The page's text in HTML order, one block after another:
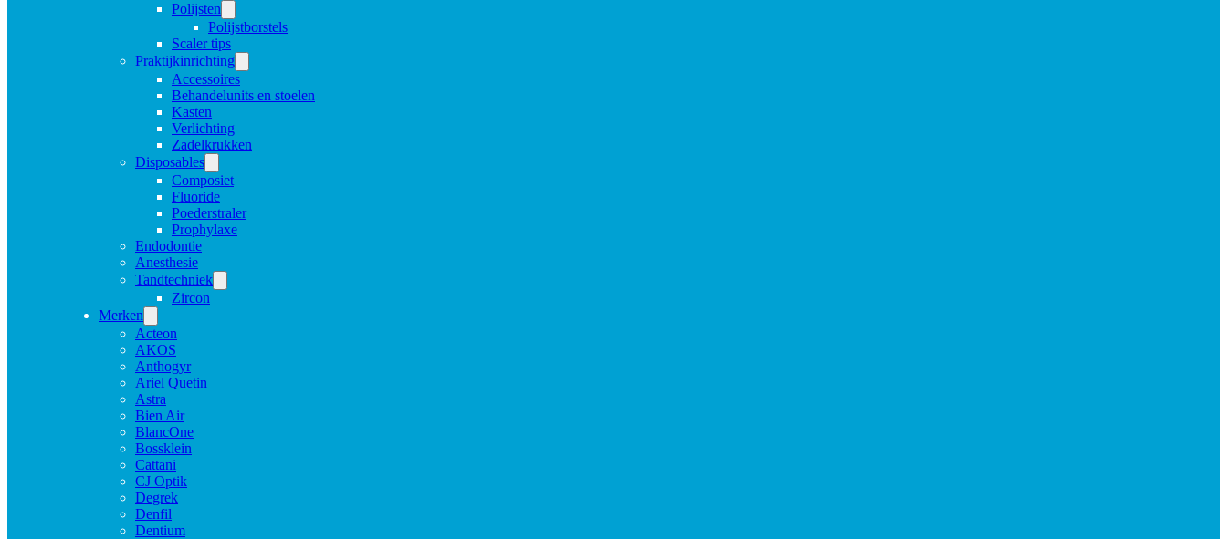
Polijsten
Polijstborstels
Scaler tips
Praktijkinrichting
Accessoires
Behandelunits en stoelen
Kasten
Verlichting
Zadelkrukken
Disposables
Composiet
Fluoride
Poederstraler
Prophylaxe
Endodontie
Anesthesie
Tandtechniek
Zircon
Merken
Acteon
AKOS
Anthogyr
Ariel Quetin
Astra
Bien Air
BlancOne
Bossklein
Cattani
CJ Optik
Degrek
Denfil
Dentium